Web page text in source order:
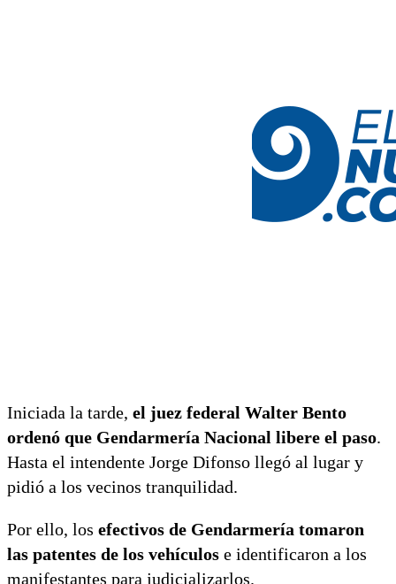
Iniciada la tarde, el juez federal Walter Bento
ordenó que Gendarmería Nacional libere el paso.
Hasta el intendente Jorge Difonso llegó al lugar y
pidió a los vecinos tranquilidad.
Por ello, los efectivos de Gendarmería tomaron
las patentes de los vehículos e identificaron a los
manifestantes para judicializarlos.